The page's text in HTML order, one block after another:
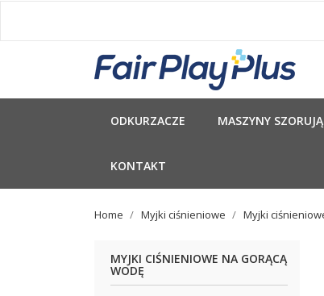
ODKURZACZE MASZYNY
KONTAKT
Home Myjki ciśnieniowe Myjki
MYJKI CIŚNIENIOWE NA GORĄCĄ
WODĘ